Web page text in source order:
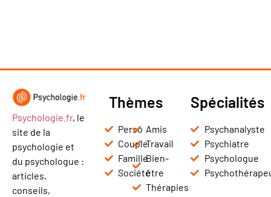
Psychologie.fr, le
site de la
psychologie et
du psychologue :
articles,
conseils,
Thèmes
Perso
Couple
Famille
Société
Amis
Travail
Bien-
être
Thérapies
Spécialités
Psychanalyste
Psychiatre
Psychologue